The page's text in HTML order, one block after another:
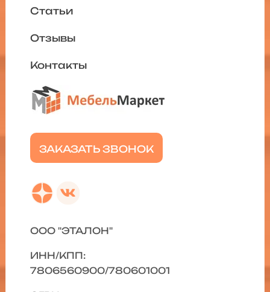
ЗАКАЗАТЬ ЗВОНОК
Статьи
Отзывы
Контакты
ООО "ЭТАЛОН"
ИНН/КПП:
7806560900/780601001